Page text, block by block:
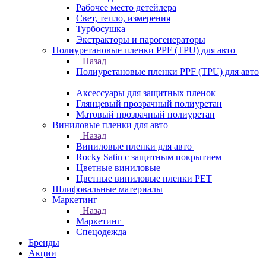
Рабочее место детейлера
Свет, тепло, измерения
Турбосушка
Экстракторы и парогенераторы
Полиуретановые пленки PPF (TPU) для авто
Назад
Полиуретановые пленки PPF (TPU) для авто
Аксессуары для защитных пленок
Глянцевый прозрачный полиуретан
Матовый прозрачный полиуретан
Виниловые пленки для авто
Назад
Виниловые пленки для авто
Rocky Satin с защитным покрытием
Цветные виниловые
Цветные виниловые пленки PET
Шлифовальные материалы
Маркетинг
Назад
Маркетинг
Спецодежда
Бренды
Акции